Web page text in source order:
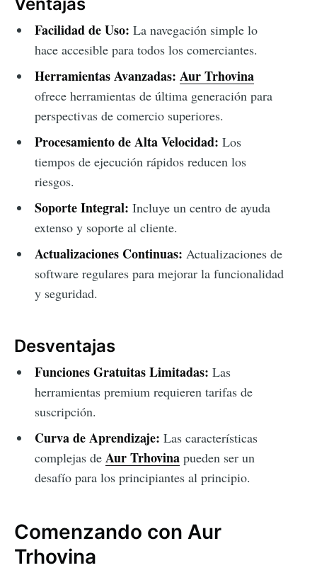
Facilidad de Uso: La navegación simple lo
hace accesible para todos los comerciantes.
Herramientas Avanzadas: Aur Trhovina
ofrece herramientas de última generación para
perspectivas de comercio superiores.
Procesamiento de Alta Velocidad: Los
tiempos de ejecución rápidos reducen los
riesgos.
Soporte Integral: Incluye un centro de ayuda
extenso y soporte al cliente.
Actualizaciones Continuas: Actualizaciones de
software regulares para mejorar la funcionalidad
y seguridad.
Desventajas
Funciones Gratuitas Limitadas: Las
herramientas premium requieren tarifas de
suscripción.
Curva de Aprendizaje: Las características
complejas de Aur Trhovinapueden ser un
desafío para los principiantes al principio.
Comenzando con Aur
Trhovina